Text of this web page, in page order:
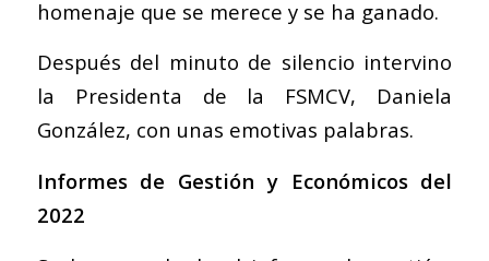
homenaje que se merece y se ha ganado.
Después del minuto de silencio intervino
la Presidenta de la FSMCV, Daniela
González, con unas emotivas palabras.
Informes de Gestión y Económicos del
2022